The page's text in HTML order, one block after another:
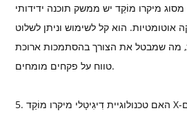
מסוג מיקרו מוֹקֵד יש ממשק תוכנה ידידותי
אוטומטיות. הוא קל לשימוש וניתן לשלוט
מה שמבטל את הצורך בהסתמכות ארוכת
טווח על פקחים מומחים.
5. האם טכנולוגיית דִיגִיטָלי מיקרו מוֹקֵד X-קֶרֶן תומכת באחסון נתונים